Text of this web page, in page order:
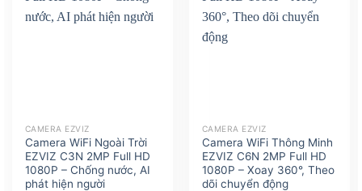
CAMERA EZVIZ
Camera WiFi Ngoài Trời
EZVIZ C3N 2MP Full HD
1080P – Chống nước, AI
phát hiện người
CAMERA EZVIZ
Camera WiFi Thông Minh
EZVIZ C6N 2MP Full HD
1080P – Xoay 360°, Theo
dõi chuyển động